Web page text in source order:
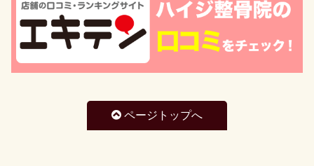
ページトップへ